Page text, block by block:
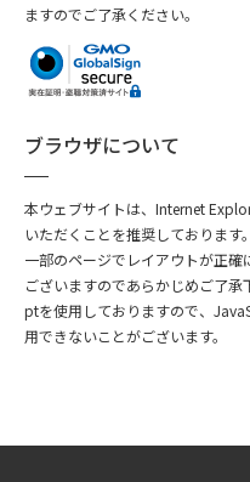
ますのでご了承ください。
ブラウザについて
本ウェブサイトは、Internet
いただくことを推奨しております
一部のページでレイアウトが正
ございますのであらかじめご了
ptを使用しておりますので、
用できないことがございます。